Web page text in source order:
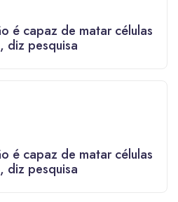
é capaz de matar células
diz pesquisa
é capaz de matar células
diz pesquisa